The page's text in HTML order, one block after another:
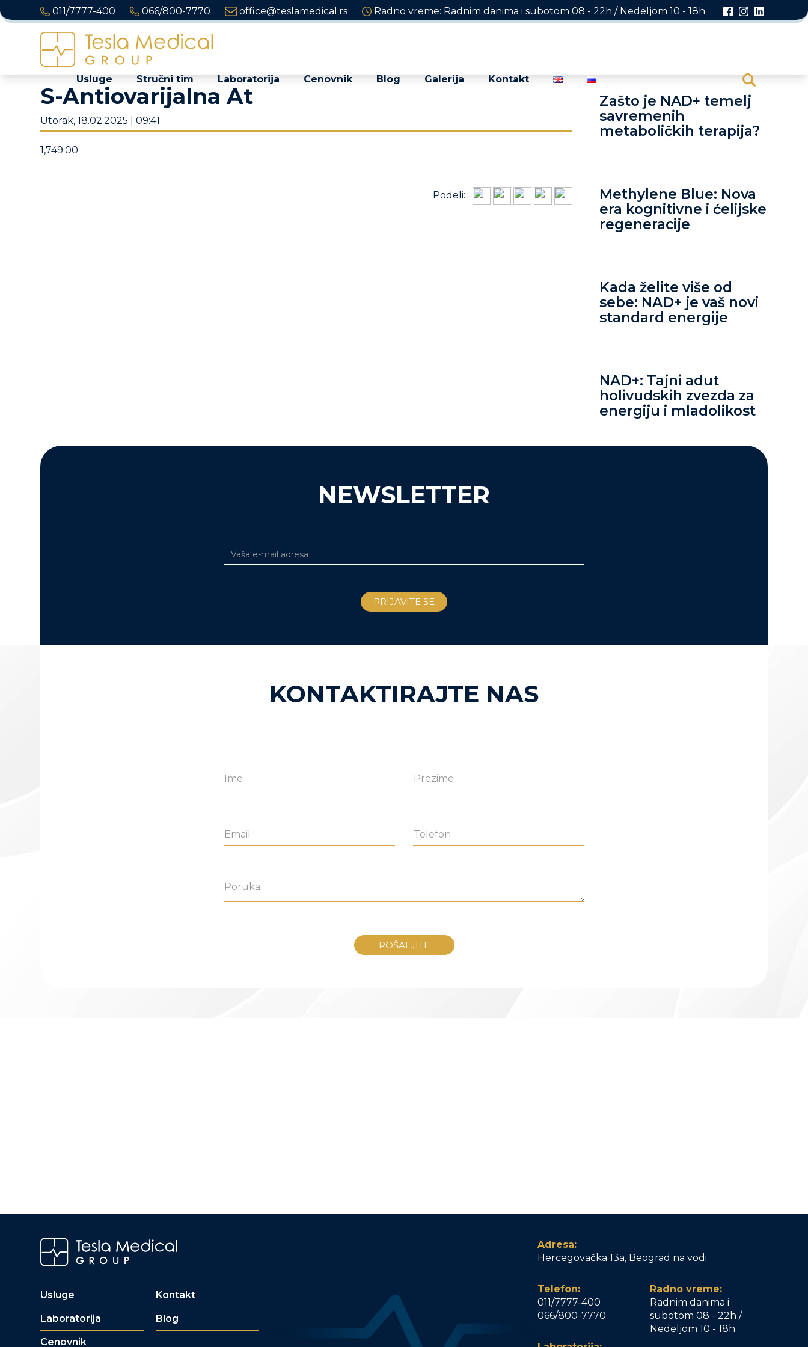
011/7777-400 066/800-7770 office@teslamedical.rs Radno vreme: Radnim danima i subotom 08 - 22h / Nedeljom 10 - 18h
Usluge Stručni tim Laboratorija Cenovnik Blog Galerija Kontakt
S-Antiovarijalna At
Utorak, 18.02.2025 | 09:41
1,749.00
Podeli:
Zašto je NAD+ temelj
savremenih
metaboličkih terapija?
Methylene Blue: Nova
era kognitivne i ćelijske
regeneracije
Kada želite više od
sebe: NAD+ je vaš novi
standard energije
NAD+: Tajni adut
holivudskih zvezda za
energiju i mladolikost
NEWSLETTER
KONTAKTIRAJTE NAS
Usluge Kontakt
Laboratorija Blog
Cenovnik
Adresa:
Hercegovačka 13a, Beograd na vodi
Telefon:
011/7777-400
066/800-7770
Radno vreme:
Radnim danima i
subotom 08 - 22h /
Nedeljom 10 - 18h